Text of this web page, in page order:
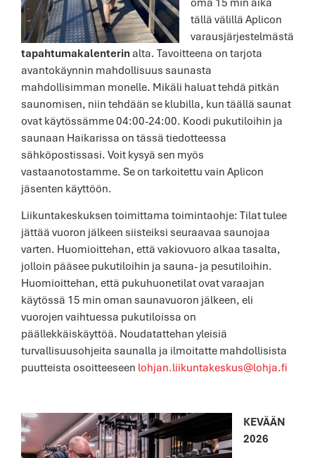
tällä välillä Aplicon
varausjärjestelmästä
tapahtumakalenterinalta. Tavoitteena on tarjota
avantokäynnin mahdollisuus saunasta
mahdollisimman monelle. Mikäli haluat tehdä pitkän
saunomisen, niin tehdään se klubilla, kun täällä saunat
ovat käytössämme 04:00-24:00. Koodi pukutiloihin ja
saunaan Haikarissa on tässä tiedotteessa
sähköpostissasi. Voit kysyä sen myös
vastaanotostamme. Se on tarkoitettu vain Aplicon
jäsenten käyttöön.
Liikuntakeskuksen toimittama toimintaohje: Tilat tulee
jättää vuoron jälkeen siisteiksi seuraavaa saunojaa
varten. Huomioittehan, että vakiovuoro alkaa tasalta,
jolloin pääsee pukutiloihin ja sauna- ja pesutiloihin.
Huomioittehan, että pukuhuonetilat ovat varaajan
käytössä 15 min oman saunavuoron jälkeen, eli
vuorojen vaihtuessa pukutiloissa on
päällekkäiskäyttöä. Noudatattehan yleisiä
turvallisuusohjeita saunalla ja ilmoitatte mahdollisista
puutteista osoitteeseen lohjan.liikuntakeskus@lohja.fi
KEVÄÄN
2026